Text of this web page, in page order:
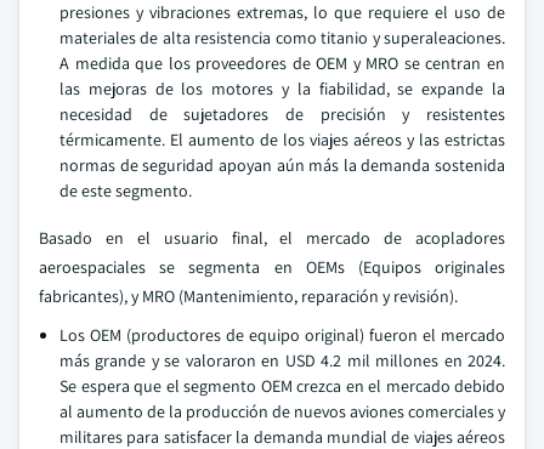
presiones y vibraciones extremas, lo que requiere el uso de
materiales de alta resistencia como titanio y superaleaciones.
A medida que los proveedores de OEM y MRO se centran en
las mejoras de los motores y la fiabilidad, se expande la
necesidad de sujetadores de precisión y resistentes
térmicamente. El aumento de los viajes aéreos y las estrictas
normas de seguridad apoyan aún más la demanda sostenida
de este segmento.
Basado en el usuario final, el mercado de acopladores
aeroespaciales se segmenta en OEMs (Equipos originales
fabricantes), y MRO (Mantenimiento, reparación y revisión).
Los OEM (productores de equipo original) fueron el mercado
más grande y se valoraron en USD 4.2 mil millones en 2024.
Se espera que el segmento OEM crezca en el mercado debido
al aumento de la producción de nuevos aviones comerciales y
militares para satisfacer la demanda mundial de viajes aéreos